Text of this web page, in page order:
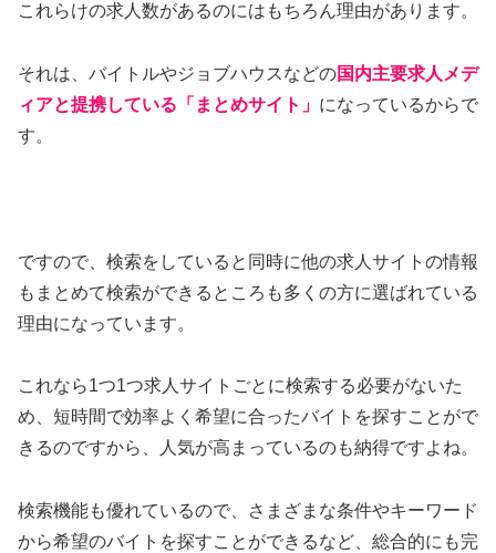
これらけの求人数があるのにはもちろん理由があります。
それは、バイトルやジョブハウスなどの国内主要求人メデ
ィアと提携している「まとめサイト」 になっているからで
す。
ですので、検索をしていると同時に他の求人サイトの情報
もまとめて検索ができるところも多くの方に選ばれている
理由になっています。
これなら1つ1つ求人サイトごとに検索する必要がないた
め、短時間で効率よく希望に合ったバイトを探すことがで
きるのですから、人気が高まっているのも納得ですよね。
検索機能も優れているので、さまざまな条件やキーワード
から希望のバイトを探すことができるなど、総合的にも完